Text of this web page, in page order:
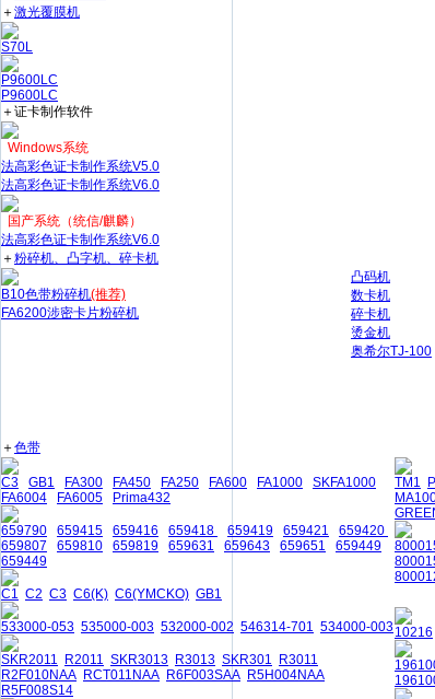
＋激光覆膜机
S70L
P9600LC
P9600LC
＋证卡制作软件
Windows系统
法高彩色证卡制作系统V5.0
法高彩色证卡制作系统V6.0
国产系统（统信/麒麟）
法高彩色证卡制作系统V6.0
＋粉碎机、凸字机、碎卡机
B10色带粉碎机(推荐)
FA6200涉密卡片粉碎机
凸码机
数卡机
碎卡机
烫金机
奥希尔TJ-100
＋色带
C3 GB1 FA300 FA450 FA250 FA600 FA1000
SKFA1000
FA6004
FA6005 Prima432
659790 659415 659416 659418 659419 659421
659420
659807
659810 659819 659631 659643 659651
659449
659449
C1 C2 C3 C6(K) C6(YMCKO) GB1
533000-053 535000-003 532000-002 546314-701 534000-003
SKR2011 R2011 SKR3013 R3013 SKR301
R3011
R2F010NAA RCT011NAA R6F003SAA R5H004NAA
R5F008S14
TM1
10216